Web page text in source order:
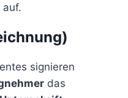
auf.
signieren
das